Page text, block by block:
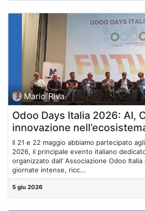
Mario Riva
Odoo Days Italia 2026: AI,
innovazione
Il 21 e 22 maggio abbiamo partecipato
2026, il principale evento italiano
organizzato dall’ Associazione Odoo Italia
giornate intense, ricc...
5 giu 2026